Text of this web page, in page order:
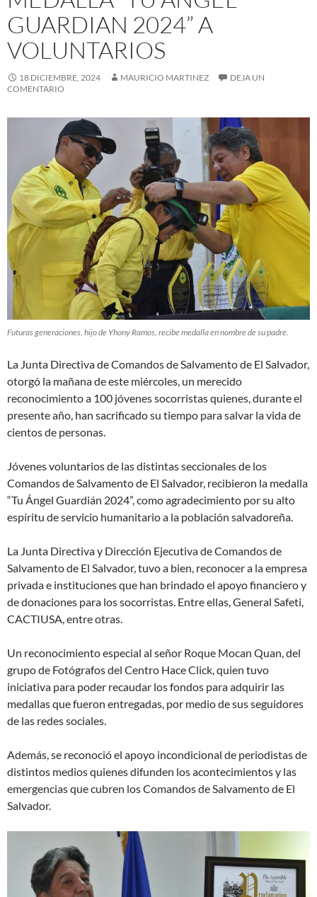
GUARDIAN 2024” A
VOLUNTARIOS
18 DICIEMBRE, 2024 MAURICIO MARTINEZ
DEJA UN
COMENTARIO
Futuras generaciones, hijo de Yhony Ramos, recibe medalla en nombre de su padre.
La Junta Directiva de Comandos de Salvamento de El Salvador,
otorgó la mañana de este miércoles, un merecido
reconocimiento a 100 jóvenes socorristas quienes, durante el
presente año, han sacrificado su tiempo para salvar la vida de
cientos de personas.
Jóvenes voluntarios de las distintas seccionales de los
Comandos de Salvamento de El Salvador, recibieron la medalla
“Tu Ángel Guardián 2024”, como agradecimiento por su alto
espíritu de servicio humanitario a la población salvadoreña.
La Junta Directiva y Dirección Ejecutiva de Comandos de
Salvamento de El Salvador, tuvo a bien, reconocer a la empresa
privada e instituciones que han brindado el apoyo financiero y
de donaciones para los socorristas. Entre ellas, General Safeti,
CACTIUSA, entre otras.
Un reconocimiento especial al señor Roque Mocan Quan, del
grupo de Fotógrafos del Centro Hace Click, quien tuvo
iniciativa para poder recaudar los fondos para adquirir las
medallas que fueron entregadas, por medio de sus seguidores
de las redes sociales.
Además, se reconoció el apoyo incondicional de periodistas de
distintos medios quienes difunden los acontecimientos y las
emergencias que cubren los Comandos de Salvamento de El
Salvador.